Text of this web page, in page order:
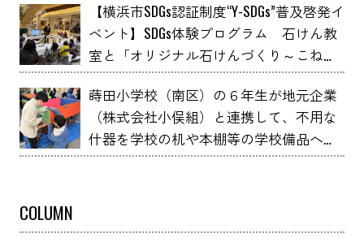
【横浜市SDGs認証制度“Y-SDGs”普及啓発イ
ベント】SDGs体験プログラム 石けん教
室と「オリジナル石けんづくり～こねこ
ね石けん～」 YOXO FESTIVALに出展
蒔田小学校（南区）の６年生が地元企業
（株式会社小俣組）と連携して、不用な
什器を学校の机や本棚等の学校備品へア
ップサイクルしました！
COLUMN